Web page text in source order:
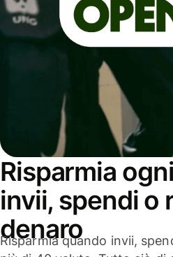
Risparmia
invii, spendi o
denaro
Risparmia quando invii,